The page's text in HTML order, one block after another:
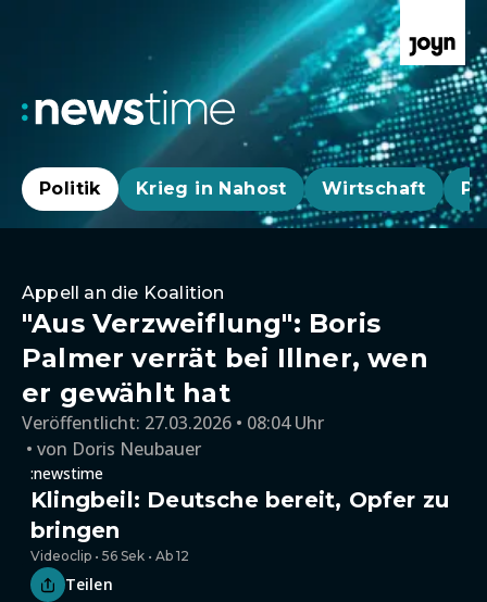
Politik Krieg in Nahost Wirtschaft
Appell an die Koalition
"Aus Verzweiflung": Boris
Palmer verrät bei Illner, wen
er gewählt hat
Veröffentlicht: 27.03.2026 • 08:04 Uhr
von Doris Neubauer
:newstime
Klingbeil: Deutsche bereit, Opfer zu
bringen
Videoclip • 56 Sek • Ab 12
Teilen